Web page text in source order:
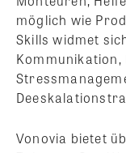
möglich wie
Skills widmet
Vonovia bietet